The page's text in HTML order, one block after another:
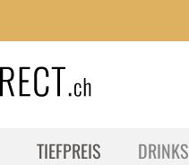
TIEFPREIS DRINKS